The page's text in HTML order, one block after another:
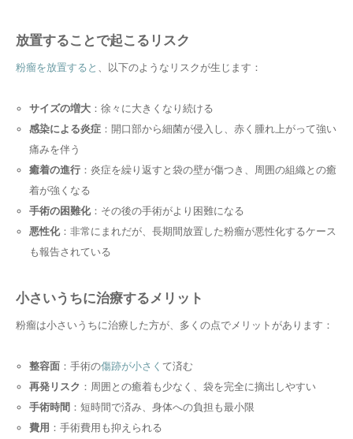
放置することで起こるリスク
粉瘤を放置すると 、以下のようなリスクが生じます：
サイズの増大：徐々に大きくなり続ける
感染による炎症：開口部から細菌が侵入し、赤く腫れ上がって強い
痛みを伴う
癒着の進行：炎症を繰り返すと袋の壁が傷つき、周囲の組織との癒
着が強くなる
手術の困難化：その後の手術がより困難になる
悪性化：非常にまれだが、長期間放置した粉瘤が悪性化するケース
も報告されている
小さいうちに治療するメリット
粉瘤は小さいうちに治療した方が、多くの点でメリットがあります：
整容面：手術の傷跡が小さく て済む
再発リスク ：周囲との癒着も少なく、袋を完全に摘出しやすい
手術時間 ：短時間で済み、身体への負担も最小限
費用 ：手術費用も抑えられる